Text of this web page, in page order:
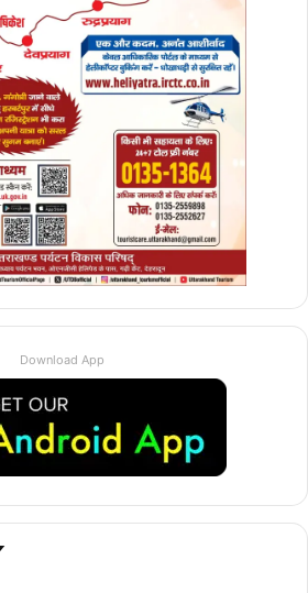
Download App